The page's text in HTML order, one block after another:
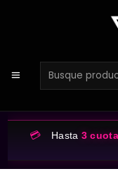
💳 Hasta 3